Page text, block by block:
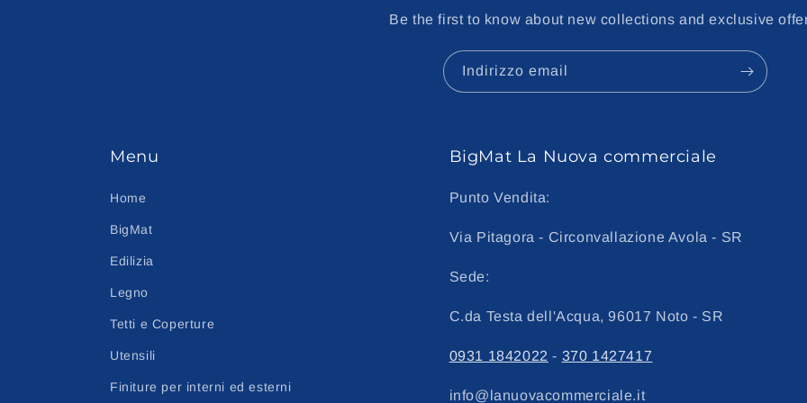
Be the first to know about new collections and exclusive
Indirizzo email
Menu
Home
BigMat
Edilizia
Legno
Tetti e Coperture
Utensili
Finiture per interni ed esterni
BigMat La Nuova commerciale
Punto Vendita:
Via Pitagora - Circonvallazione Avola - SR
Sede:
C.da Testa dell'Acqua, 96017 Noto - SR
0931 1842022 - 370 1427417
info@lanuovacommerciale.it